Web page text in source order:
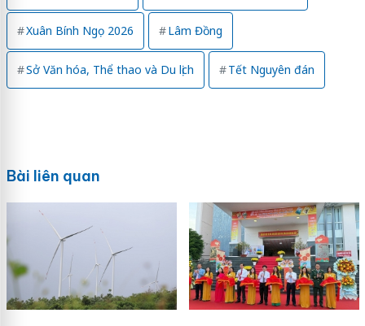
Xuân Bính Ngọ 2026 Lâm Đồng
Sở Văn hóa, Thể thao và Du lịch Tết Nguyên đán
Bài liên quan